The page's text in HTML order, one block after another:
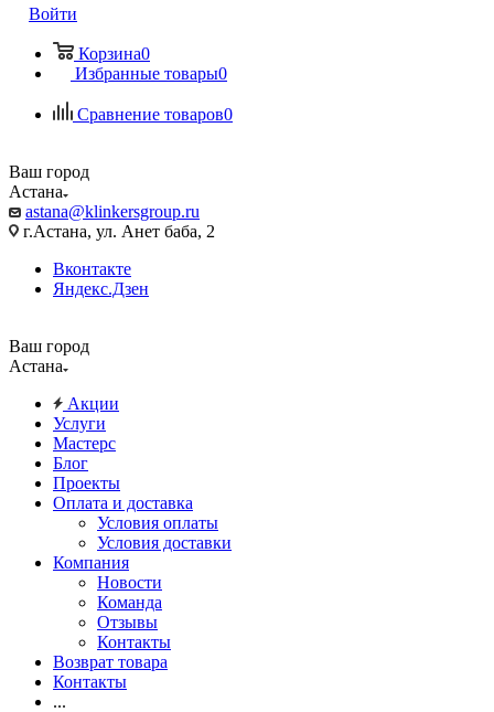
Войти
Корзина0
Избранные товары0
Сравнение товаров0
Ваш город
Астана
astana@klinkersgroup.ru
г.Астана, ул. Анет баба, 2
Вконтакте
Яндекс.Дзен
Ваш город
Астана
Акции
Услуги
Мастерс
Блог
Проекты
Оплата и доставка
Условия оплаты
Условия доставки
Компания
Новости
Команда
Отзывы
Контакты
Возврат товара
Контакты
...